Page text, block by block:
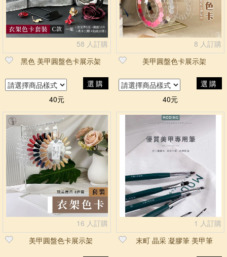
58 人訂購
黑色 美甲圓盤色卡展示架
選購
40元
8 人訂購
美甲圓盤色卡展示架
選購
40元
16 人訂購
美甲圓盤色卡展示架
1 人訂購
末町 晶采 凝膠筆 美甲筆